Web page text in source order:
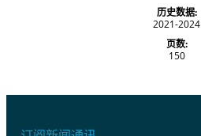
历史数据:
2021-2024
页数:
150